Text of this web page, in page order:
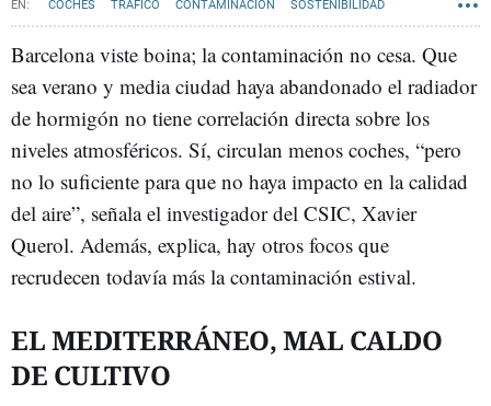
COCHES TRÁFICO CONTAMINACIÓN SOSTENIBILIDAD
Barcelona viste boina; la contaminación no cesa. Que
sea verano y media ciudad haya abandonado el radiador
de hormigón no tiene correlación directa sobre los
niveles atmosféricos. Sí, circulan menos coches, “pero
no lo suficiente para que no haya impacto en la calidad
del aire”, señala el investigador del CSIC, Xavier
Querol. Además, explica, hay otros focos que
recrudecen todavía más la contaminación estival.
EL MEDITERRÁNEO, MAL CALDO
DE CULTIVO